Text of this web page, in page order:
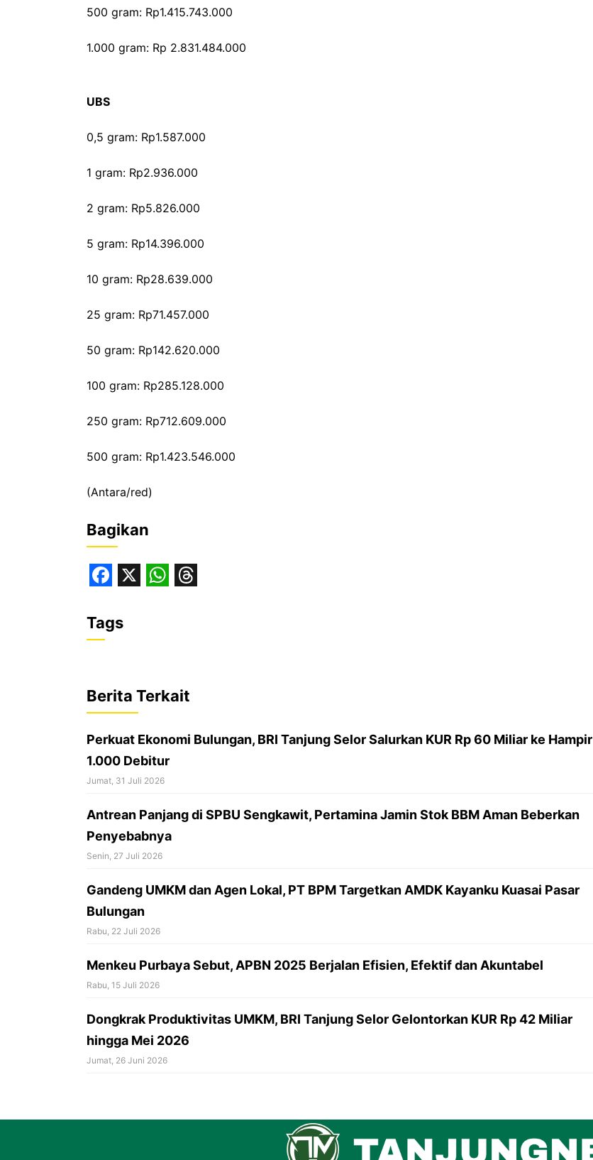
‎500 gram: Rp1.415.743.000
‎1.000 gram: Rp 2.831.484.000
UBS
0,5 gram: Rp1.587.000
‎1 gram: Rp2.936.000
‎2 gram: Rp5.826.000
‎5 gram: Rp14.396.000
10 gram: Rp28.639.000
‎25 gram: Rp71.457.000
‎50 gram: Rp142.620.000
‎100 gram: Rp285.128.000
250 gram: Rp712.609.000
‎500 gram: Rp1.423.546.000
(Antara/red)
Bagikan
a
c
b
o
o
k
s
A
p
p
a
d
s
Tags
Berita Terkait
Perkuat Ekonomi Bulungan, BRI Tanjung Selor Salurkan KUR Rp 60 Miliar ke Hampir
1.000 Debitur
Jumat, 31 Juli 2026
Antrean Panjang di SPBU Sengkawit, Pertamina Jamin Stok BBM Aman Beberkan
Penyebabnya
Senin, 27 Juli 2026
Gandeng UMKM dan Agen Lokal, PT BPM Targetkan AMDK Kayanku Kuasai Pasar
Bulungan
Rabu, 22 Juli 2026
Menkeu Purbaya Sebut, APBN 2025 Berjalan Efisien, Efektif dan Akuntabel
Rabu, 15 Juli 2026
‎Dongkrak Produktivitas UMKM, BRI Tanjung Selor Gelontorkan KUR Rp 42 Miliar
hingga Mei 2026
Jumat, 26 Juni 2026